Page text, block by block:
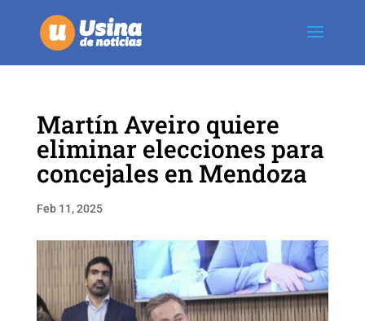
Martín Aveiro quiere
eliminar elecciones para
concejales en Mendoza
Feb 11, 2025